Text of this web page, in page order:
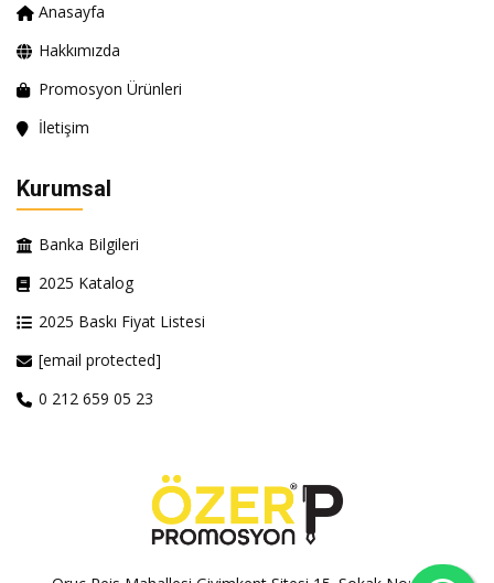
Anasayfa
Hakkımızda
Promosyon Ürünleri
İletişim
Kurumsal
Banka Bilgileri
2025 Katalog
2025 Baskı Fiyat Listesi
[email protected]
0 212 659 05 23